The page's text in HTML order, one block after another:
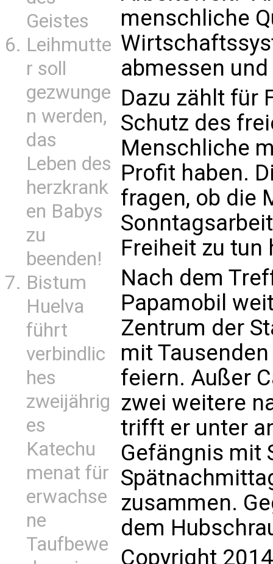
Geistes
Leihmutte
r soll
gezwunge
n werden,
das
Leben des
herzkrank
en Babys
zu
beenden!
Bistum
Huelva
führt
verbindlic
hes
zweijährig
es
Katechu
menat für
erwachse
ne
Taufbewe
menschliche
abmessen
Dazu zählt für
Schutz des
Menschliche
Profit haben.
fragen, ob die
Freiheit zu tun
Nach dem
Papamobil
Zentrum der
mit
feiern. Außer
zwei weitere
trifft er unter
Gefängnis mit
zusammen.
dem
Copyright